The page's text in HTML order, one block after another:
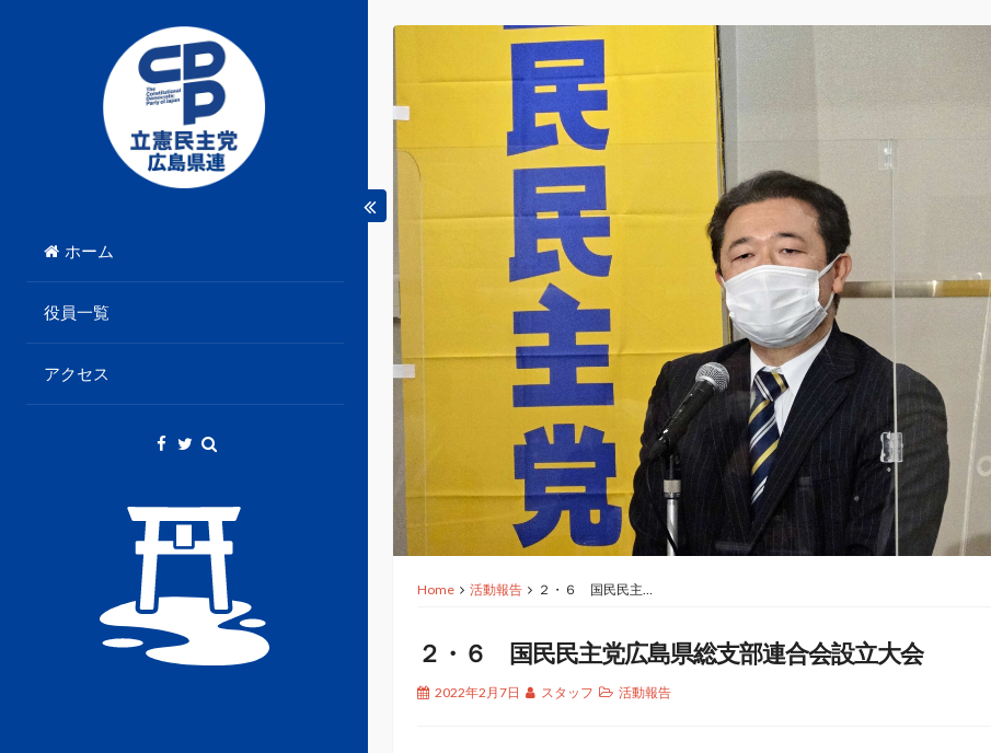
連合会
ホーム
役員一覧
アクセス
Home 活動報告 ２・６ 国民民主…
２・６ 国民民主党広島県総支部連合会設立大会
2022年2月7日 スタッフ 活動報告